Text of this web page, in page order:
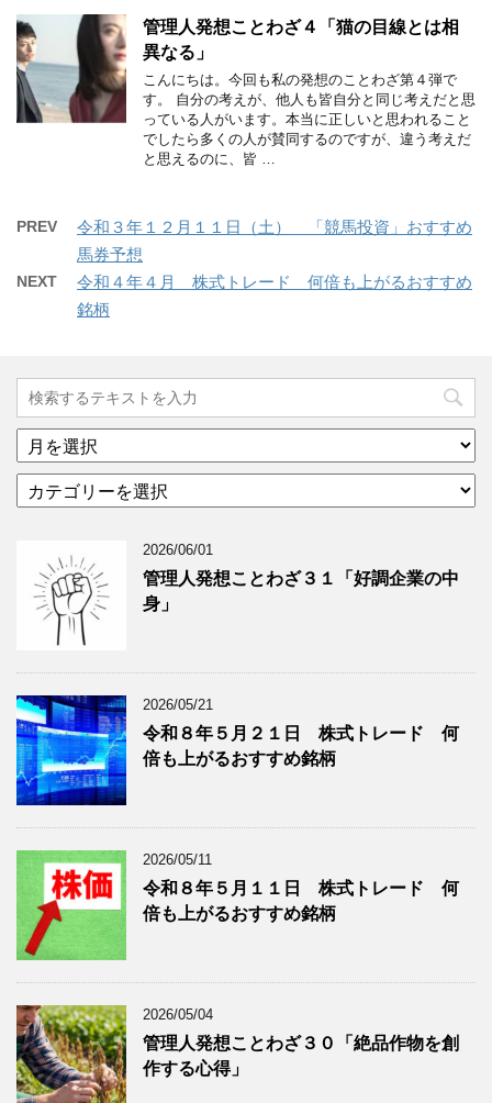
管理人発想ことわざ４「猫の目線とは相
異なる」
こんにちは。今回も私の発想のことわざ第４弾で
す。 自分の考えが、他人も皆自分と同じ考えだと思
っている人がいます。本当に正しいと思われること
でしたら多くの人が賛同するのですが、違う考えだ
と思えるのに、皆 …
PREV
令和３年１２月１１日（土） 「競馬投資」おすすめ
馬券予想
NEXT
令和４年４月 株式トレード 何倍も上がるおすすめ
銘柄
ア
ー
イ
グ
記
事
を
表
示
テ
ー
グ
記
事
を
表
示
2026/06/01
管理人発想ことわざ３１「好調企業の中
身」
2026/05/21
令和８年５月２１日 株式トレード 何
倍も上がるおすすめ銘柄
2026/05/11
令和８年５月１１日 株式トレード 何
倍も上がるおすすめ銘柄
2026/05/04
管理人発想ことわざ３０「絶品作物を創
作する心得」